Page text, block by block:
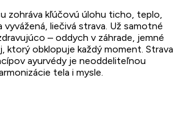
zohráva kľúčovú úlohu ticho, teplo,
liečivá strava. Už samotné
– oddych v záhrade, jemné
ktorý obklopuje každý moment. Strava
ayurvédy je neoddeliteľnou
tela i mysle.